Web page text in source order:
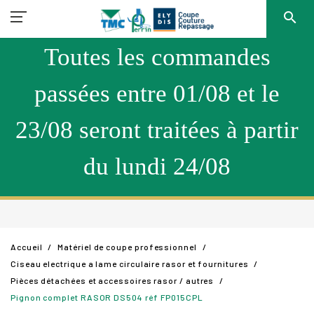
Toutes les commandes
passées entre 01/08 et le
23/08 seront traitées à partir
du lundi 24/08
search
Accueil
Matériel de coupe professionnel
Ciseau electrique a lame circulaire rasor et fournitures
Pièces détachées et accessoires rasor / autres
Pignon complet RASOR DS504 réf FP015CPL